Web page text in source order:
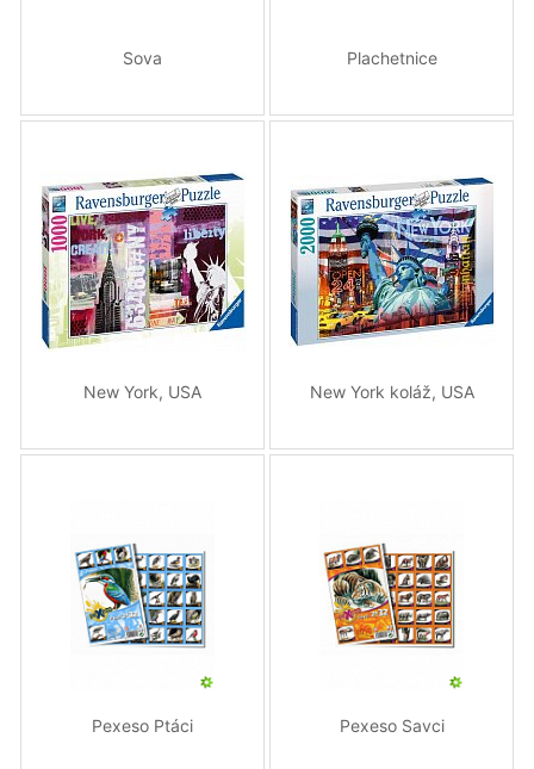
Sova Plachetnice
New York, USA New York koláž, USA
Pexeso Ptáci Pexeso Savci